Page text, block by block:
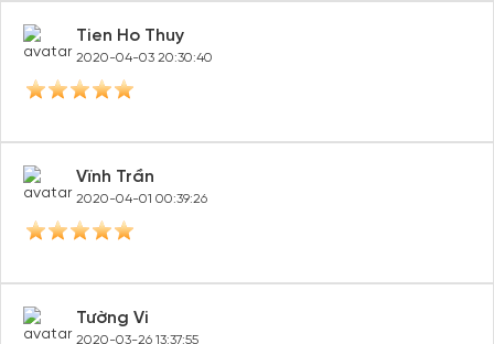
Tien Ho Thuy
2020-04-03 20:30:40
Vïnh Trần
2020-04-01 00:39:26
Tường Vi
2020-03-26 13:37:55